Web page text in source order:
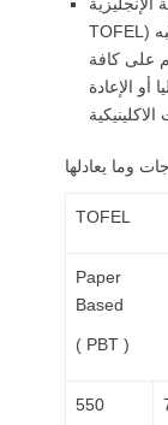
TOFEL) اختيار نوع الاختبار والدرجة يعتمد على ما تطلبه
على كافة
أو الإعادة
TOFEL
Paper
Based
( PBT )
550